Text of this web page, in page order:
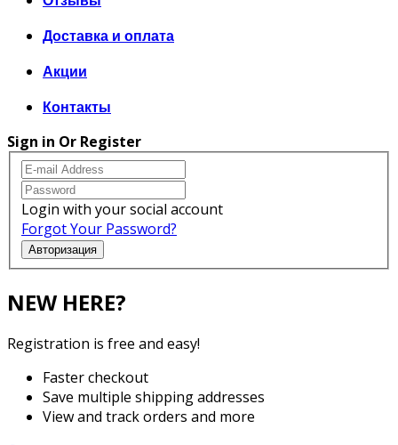
Доставка и оплата
Акции
Контакты
Sign in Or Register
Login with your social account
Forgot Your Password?
Авторизация
NEW HERE?
Registration is free and easy!
Faster checkout
Save multiple shipping addresses
View and track orders and more